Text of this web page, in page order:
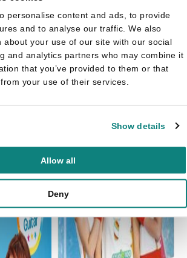
personalise content and ads, to provide
and to analyse our traffic. We also
about your use of our site with our social
and analytics partners who may combine it
that you’ve provided to them or that
your use of their services.
Show details
Allow all
Deny